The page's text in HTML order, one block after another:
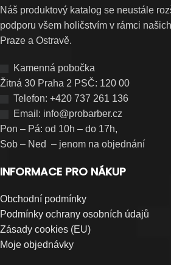
Náš produktový katalog se neustále
podporu všem holičstvím v rámci
Praze a Ostravě.
Kamenná pobočka
Žitná 30 Praha 2 PSČ: 120 00
Telefon: +420 737 261 136
Email: info@probarber.cz
Pon – Pá: od 10h – do 17h,
Sob – Ned – jenom na objednání
INFORMACE PRO NÁKUP
Obchodní podmínky
Podmínky ochrany osobních údajů
Zásady cookies (EU)
Moje objednávky